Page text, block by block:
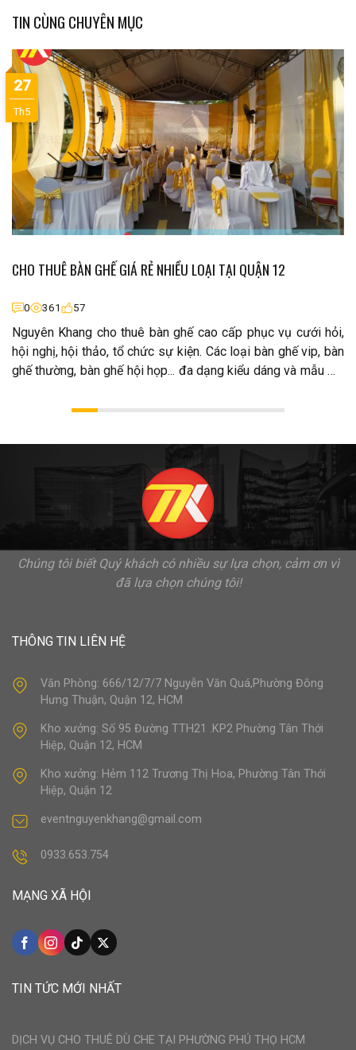
TIN CÙNG CHUYÊN MỤC
CHO THUÊ BÀN GHẾ GIÁ RẺ NHIỀU LOẠI TẠI QUẬN 12
0 361 57
Nguyên Khang cho thuê bàn ghế cao cấp phục vụ cưới hỏi,
hội nghị, hội thảo, tổ chức sự kiện. Các loại bàn ghế vip, bàn
ghế thường, bàn ghế hội họp... đa dạng kiểu dáng và mẫu mã
mẫu mã, cho bạn sự lựa chọn phong phú.
27
Th5
Chúng tôi biết Quý khách có nhiều sự lựa chọn, cảm ơn vì
đã lựa chọn chúng tôi!
THÔNG TIN LIÊN HỆ
Văn Phòng: 666/12/7/7 Nguyễn Văn Quá,Phường Đông
Hưng Thuận, Quận 12, HCM
Kho xưởng: Số 95 Đường TTH21 .KP2 Phường Tân Thới
Hiệp, Quận 12, HCM
Kho xưởng: Hẻm 112 Trương Thị Hoa, Phường Tân Thới
Hiệp, Quận 12
eventnguyenkhang@gmail.com
0933.653.754
MẠNG XÃ HỘI
TIN TỨC MỚI NHẤT
DỊCH VỤ CHO THUÊ DÙ CHE TẠI PHƯỜNG PHÚ THỌ HCM